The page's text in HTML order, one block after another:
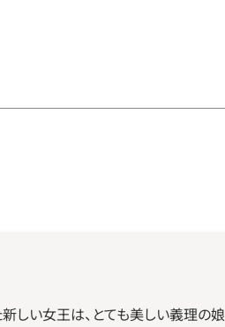
しい女王は、とても美しい義理の娘